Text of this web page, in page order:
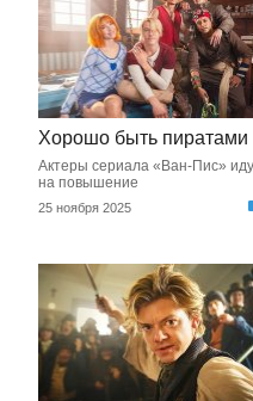
Хорошо быть пиратами
Актеры сериала «Ван-Пис»
на повышение
25 ноября 2025